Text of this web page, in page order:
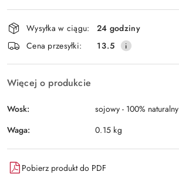
Wyślij
Dostępność
i
dostawa
Wysyłka w ciągu:
24 godziny
Cena przesyłki:
13.5
Więcej o produkcie
Wosk:
sojowy - 100% naturalny
Waga:
0.15 kg
Pobierz produkt do PDF